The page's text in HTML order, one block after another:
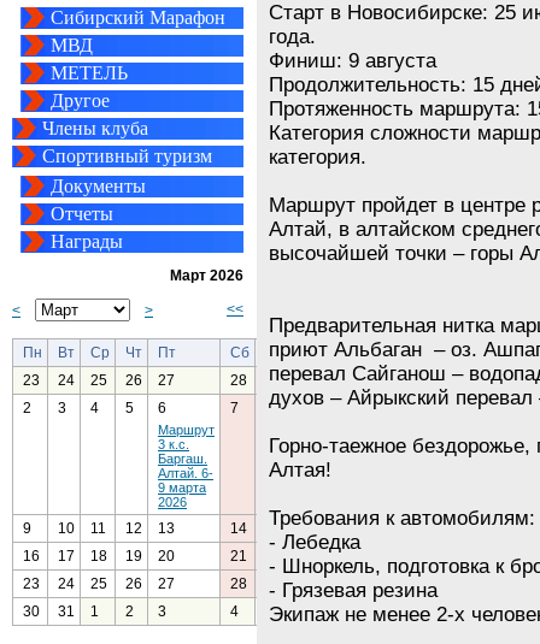
Сибирский Марафон
МВД
МЕТЕЛЬ
Другое
Члены клуба
Спортивный туризм
Документы
Отчеты
Награды
Март 2026
< > <<
Пн Вт Ср Чт Пт Сб
Вс
23
24 25 26 27 28
1
2
3 4 5 6
Маршрут
3 к.с.
Баргаш.
Алтай. 6-
9 марта
2026
7 8
9 10 11 12 13 14
15
16
17 18 19 20 21
23
24 25 26 27 28
30
31 1 2 3 4 5
Старт в Новосибирске: 25
года.
Финиш: 9 августа
Продолжительность: 15
Протяженность маршрута:
Категория сложности
категория.
Маршрут пройдет в центре
Алтай, в алтайском
высочайшей точки – горы
Предварительная нитка
приют Альбаган – оз.
перевал Сайганош –
духов – Айрыкский
Горно-таежное
Алтая!
Требования к автомобилям:
- Лебедка
- Шноркель, подготовка к
- Грязевая резина
Экипаж не менее 2-х